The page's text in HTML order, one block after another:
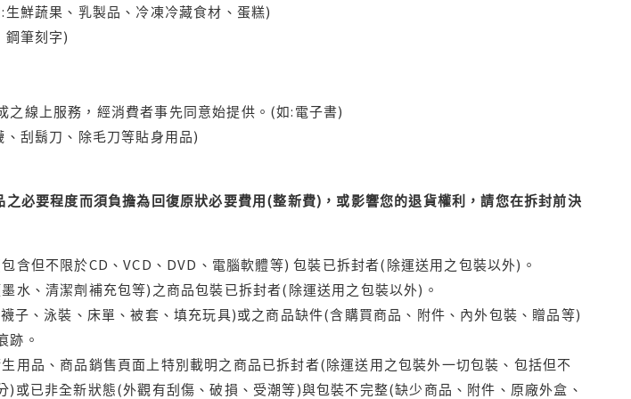
鮮蔬果、乳製品、冷凍冷藏食材、蛋糕)
筆刻字)
線上服務，經消費者事先同意始提供。(如:電子書)
刮鬍刀、除毛刀等貼身用品)
必要程度而須負擔為回復原狀必要費用(整新費)，或影響您的退貨權利，請您在拆封前決
含但不限於CD、VCD、DVD、電腦軟體等) 包裝已拆封者(除運送用之包裝以外)。
水、清潔劑補充包等)之商品包裝已拆封者(除運送用之包裝以外)。
子、泳裝、床單、被套、填充玩具)或之商品缺件(含購買商品、附件、內外包裝、贈品等)
跡。
用品、商品銷售頁面上特別載明之商品已拆封者(除運送用之包裝外一切包裝、包括但不
或已非全新狀態(外觀有刮傷、破損、受潮等)與包裝不完整(缺少商品、附件、原廠外盒、